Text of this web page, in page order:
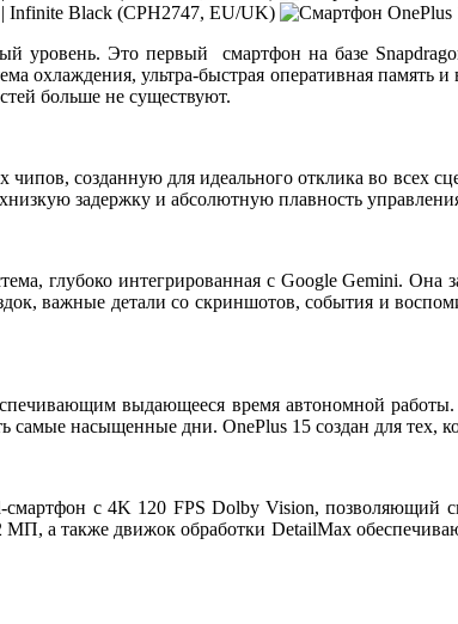
уровень. Это первый смартфон на базе
охлаждения, ультра-быстрая оперативная память
больше не существуют.
созданную для идеального отклика во всех
задержку и абсолютную плавность
глубоко интегрированная с Google Gemini.
важные детали со скриншотов, события и
выдающееся время автономной
самые насыщенные дни. OnePlus 15 создан для
с 4K 120 FPS Dolby Vision, позволяющий
МП, а также движок обработки DetailMax